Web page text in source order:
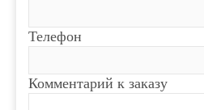
Телефон
Комментарий к заказу